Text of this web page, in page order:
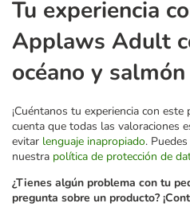
Tu experiencia
Applaws Adult
océano y
¡Cuéntanos tu experiencia con
cuenta que todas las valoraciones
evitar lenguaje inapropiado.
nuestra política de protección de
¿Tienes algún problema con tu
pregunta sobre un producto?